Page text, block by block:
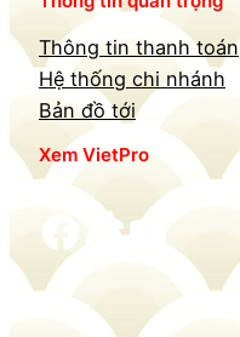
Thông tin thanh toán
Hệ thống chi nhánh
Bản đồ tới
Xem VietPro
Facebook TikTok YouTube